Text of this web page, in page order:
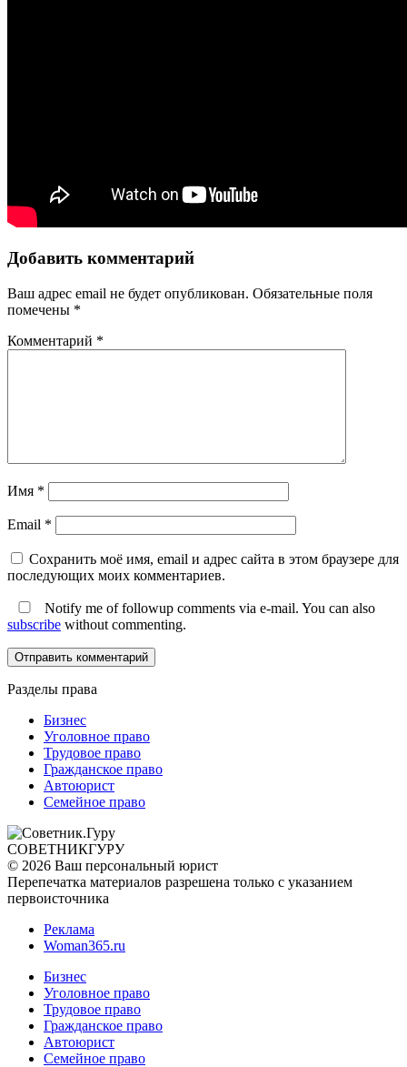
Добавить комментарий
Ваш адрес email не будет опубликован. Обязательные поля
помечены *
Комментарий *
Имя *
Email *
Сохранить моё имя, email и адрес сайта в этом браузере для
последующих моих комментариев.
Notify me of followup comments via e-mail. You can also
subscribe without commenting.
Разделы права
Бизнес
Уголовное право
Трудовое право
Гражданское право
Автоюрист
Семейное право
СОВЕТНИКГУРУ
© 2026 Ваш персональный юрист
Перепечатка материалов разрешена только с указанием
первоисточника
Реклама
Woman365.ru
Бизнес
Уголовное право
Трудовое право
Гражданское право
Автоюрист
Семейное право